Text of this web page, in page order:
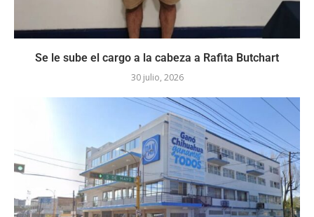
Se le sube el cargo a la cabeza a Rafita Butchart
30 julio, 2026